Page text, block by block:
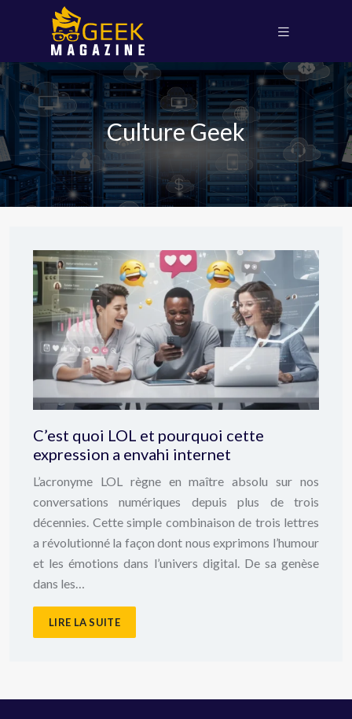
Culture Geek
C’est quoi LOL et pourquoi cette
expression a envahi internet
L’acronyme LOL règne en maître absolu sur nos
conversations numériques depuis plus de trois
décennies. Cette simple combinaison de trois lettres
a révolutionné la façon dont nous exprimons l’humour
et les émotions dans l’univers digital. De sa genèse
dans les…
LIRE LA SUITE